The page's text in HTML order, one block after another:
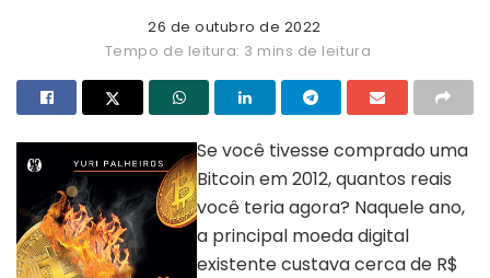
26 de outubro de 2022
Tempo de leitura: 3 mins de leitura
Se você tivesse comprado uma
Bitcoin em 2012, quantos reais
você teria agora? Naquele ano,
a principal moeda digital
existente custava cerca de R$